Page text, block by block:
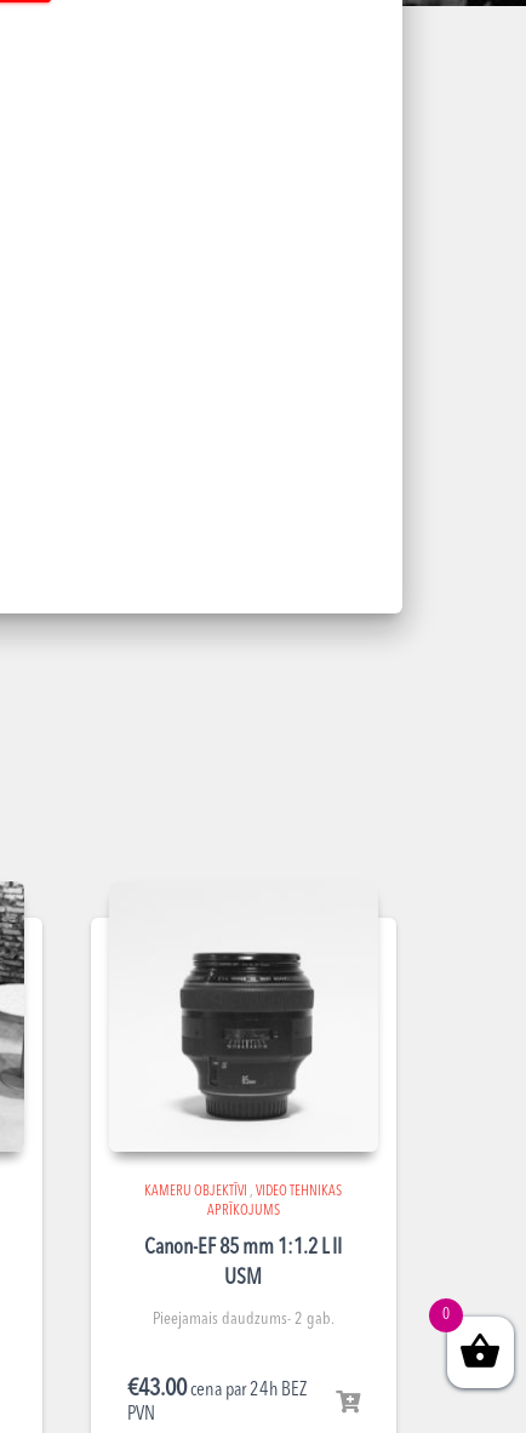
KAMERU OBJEKTĪVI ,VIDEO TEHNIKAS
APRĪKOJUMS
Canon-EF 85 mm 1:1.2 L II
USM
Pieejamais daudzums- 2 gab.
€43.00cena par 24h BEZ
PVN
0